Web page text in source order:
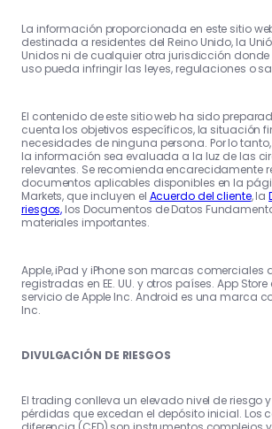
La información proporcionada en este sitio
destinada a residentes del Reino Unido, la
Unidos ni de cualquier otra jurisdicción
uso pueda infringir las leyes, regulaciones o
El contenido de este sitio web ha sido
cuenta los objetivos específicos, la situación
necesidades de ninguna persona. Por lo
la información sea evaluada a la luz de las
relevantes. Se recomienda encarecidamente
documentos aplicables disponibles en la
Markets, que incluyen el Acuerdo del cliente, la
riesgos, los Documentos de Datos
materiales importantes.
Apple, iPad y iPhone son marcas comerciales
registradas en EE. UU. y otros países. App
servicio de Apple Inc. Android es una marca
Inc.
DIVULGACIÓN DE RIESGOS
El trading conlleva un elevado nivel de riesgo
pérdidas que excedan el depósito inicial. Los